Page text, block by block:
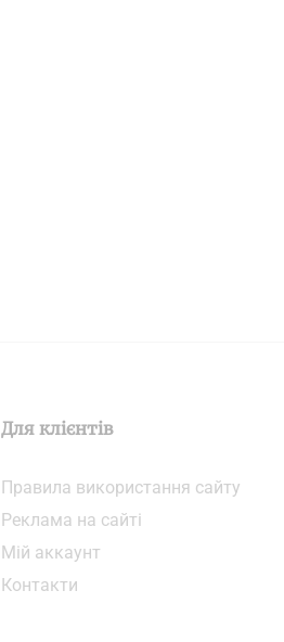
Для клієнтів
Правила використання сайту
Реклама на сайті
Мій аккаунт
Контакти